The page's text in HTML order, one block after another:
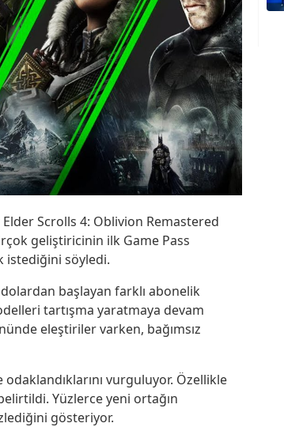
Scrolls 4: Oblivion Remastered
geliştiricinin ilk Game Pass
istediğini söyledi.
dolardan başlayan farklı abonelik
tartışma yaratmaya devam
eleştiriler varken, bağımsız
vurguluyor. Özellikle
Yüzlerce yeni ortağın
gösteriyor.